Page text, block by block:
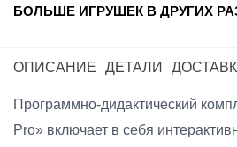
БОЛЬШЕ ИГРУШЕК В ДРУГИХ
ОПИСАНИЕ ДЕТАЛИ
Программно-дидактический
Pro» включает в себя